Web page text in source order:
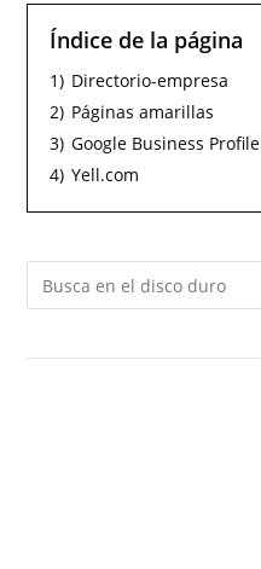
Índice de la página
1) Directorio-empresa
2) Páginas amarillas
3) Google Business Profile
4) Yell.com